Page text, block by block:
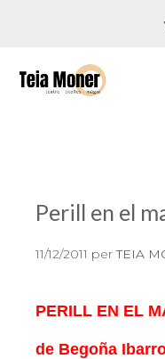
contingut
Perill en el
11/12/2011 perTEIA
PERILL EN EL
de Begoña